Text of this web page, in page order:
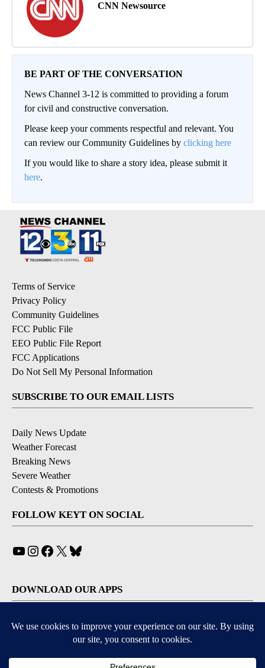
CNN Newsource
BE PART OF THE CONVERSATION
News Channel 3-12 is committed to providing a forum
for civil and constructive conversation.
Please keep your comments respectful and relevant. You
can review our Community Guidelines by clicking here
If you would like to share a story idea, please submit it
here.
Terms of Service
Privacy Policy
Community Guidelines
FCC Public File
EEO Public File Report
FCC Applications
Do Not Sell My Personal Information
SUBSCRIBE TO OUR EMAIL LISTS
Daily News Update
Weather Forecast
Breaking News
Severe Weather
Contests & Promotions
FOLLOW KEYT ON SOCIAL
YouTube
Instagram
Facebook
X
DOWNLOAD OUR APPS
Available for iOS and Android